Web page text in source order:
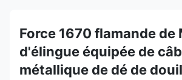
Force 1670 flamande de
d'élingue équipée de
métallique de dé de